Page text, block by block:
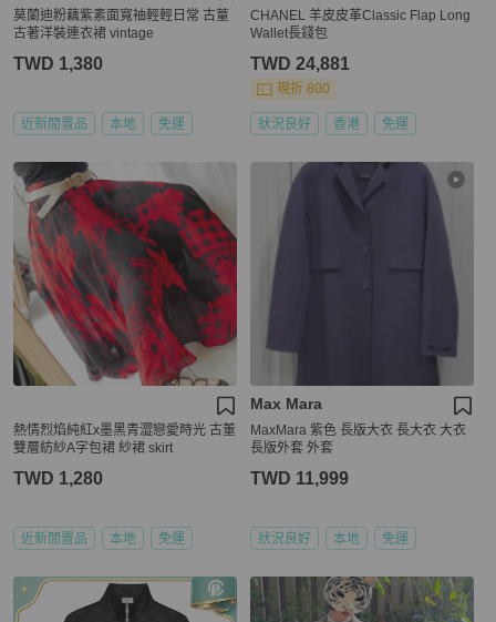
莫蘭迪粉藕紫素面寬䄂輕輕日常 古蕫
古著洋裝連衣裙 vintage
TWD 1,380
近新閒置品 本地 免運
CHANEL 羊皮皮革Classic Flap Long
Wallet長錢包
TWD 24,881
現折 800
狀況良好 香港 免運
熱情烈焰純紅x墨黑青澀戀愛時光 古董
雙層紡紗A字包裙 紗裙 skirt
TWD 1,280
近新閒置品 本地 免運
Max Mara
MaxMara 紫色 長版大衣 長大衣 大衣
長版外套 外套
TWD 11,999
狀況良好 本地 免運